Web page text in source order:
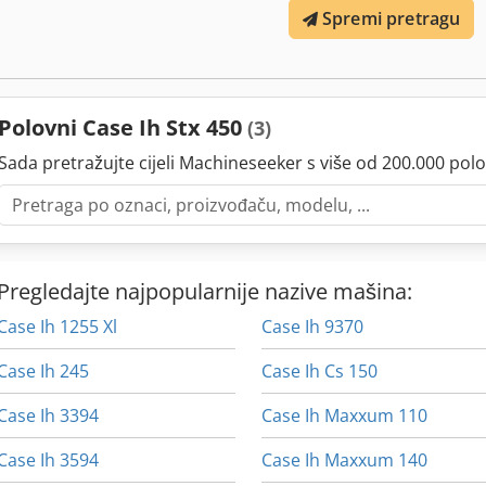
Spremi pretragu
Case Ih Stx 450 (3)
pretražujte cijeli Machineseeker s više od 200.000
najpopularnije nazive mašina:
Ih 1255 Xl
Ih 245
Ih 3394
Ih 3594
Case Ih 9370
Case Ih Cs 150
Case Ih Maxxum 110
Case Ih Maxxum 140